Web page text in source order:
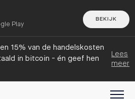
Play
BEKIJK
15% van de handelskosten
in bitcoin - én geef hen
Lees
meer